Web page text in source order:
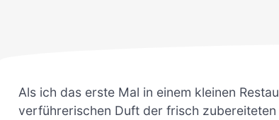
Als ich das erste Mal in einem kleinen
verführerischen Duft der frisch